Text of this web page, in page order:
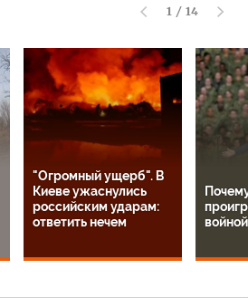
1 / 14
"Огромный ущерб". В
Киеве ужаснулись
российским ударам:
ответить нечем